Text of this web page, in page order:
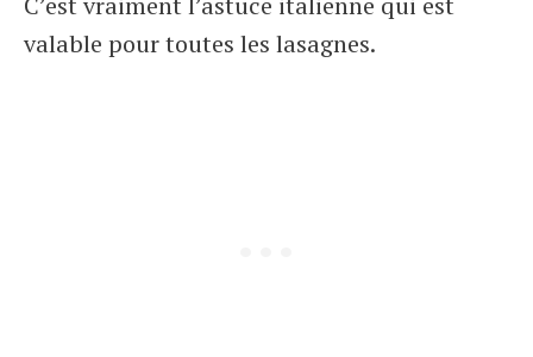
valable pour toutes les lasagnes.